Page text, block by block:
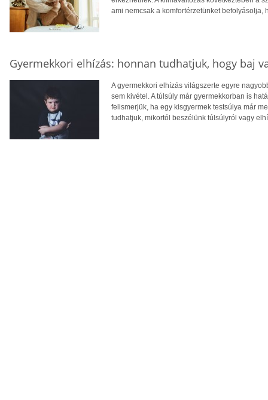
ami nemcsak a komfortérzetünket
Gyermekkori elhízás: honnan tudhatjuk, hogy baj
A gyermekkori elhízás világszerte egyre
sem kivétel. A túlsúly már gyermekkorban is
felismerjük, ha egy kisgyermek testsúlya már
tudhatjuk, mikortól beszélünk túlsúlyról vagy